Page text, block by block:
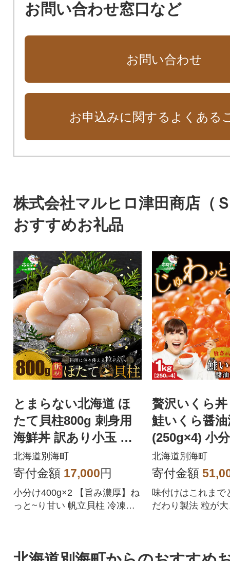
お問い合わせ窓口など
お問い合わせ
お申込みに関するよくある
株式会社マルヒロ津田商店（
おすすめお礼品
とまらない北海道 ほ
たて貝柱800g 刺身用
海鮮丼 訳あり小玉 冷
凍 帆立 別海町 ふるさ
と納税
北海道別海町
寄付金額 17,000円
小分け400g×2 【旨み濃厚】ね
っと~り甘い 帆立貝柱 冷凍と
贅沢いくら丼
鮭いくら醤
(250g×4) 小
ク冷凍 別海
と納税
北海道別海町
寄付金額
味付けはこれまで
だわり製法 粒が